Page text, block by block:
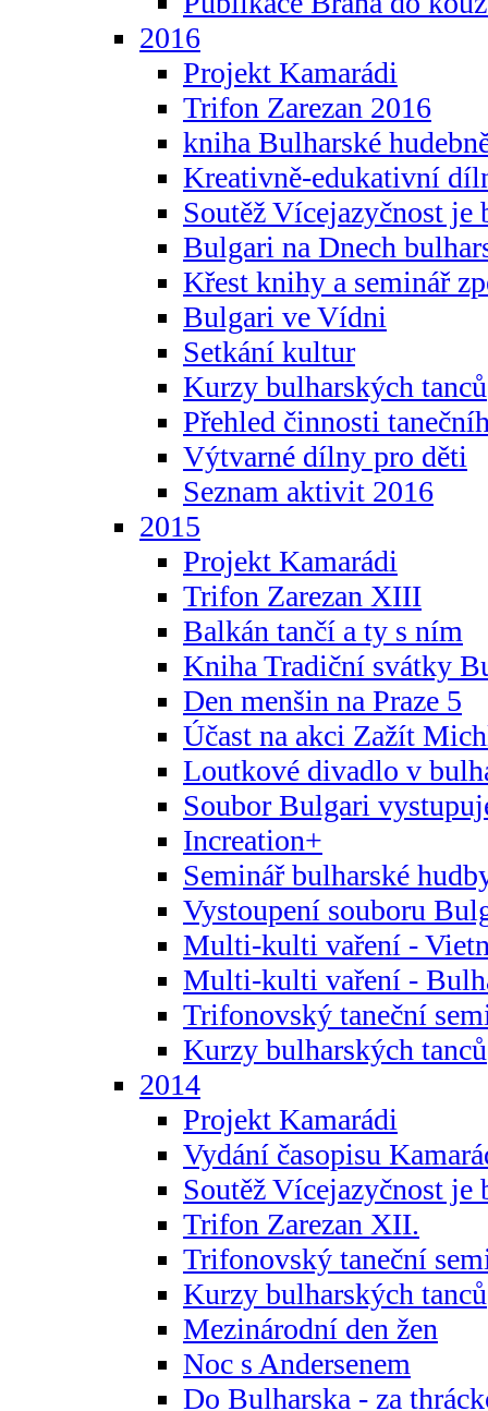
2016
Projekt Kamarádi
Trifon Zarezan 2016
kniha Bulharské
Kreativně-edukativní
Soutěž Vícejazyčnost je
Bulgari na Dnech
Křest knihy a seminář
Bulgari ve Vídni
Setkání kultur
Kurzy bulharských tanců
Přehled činnosti
Výtvarné dílny pro děti
Seznam aktivit 2016
2015
Projekt Kamarádi
Trifon Zarezan XIII
Balkán tančí a ty s ním
Kniha Tradiční svátky
Den menšin na Praze 5
Účast na akci Zažít
Loutkové divadlo v
Soubor Bulgari
Increation+
Seminář bulharské
Vystoupení souboru
Multi-kulti vaření -
Multi-kulti vaření -
Trifonovský taneční
Kurzy bulharských tanců
2014
Projekt Kamarádi
Vydání časopisu
Soutěž Vícejazyčnost je
Trifon Zarezan XII.
Trifonovský taneční
Kurzy bulharských tanců
Mezinárodní den žen
Noc s Andersenem
Do Bulharska - za